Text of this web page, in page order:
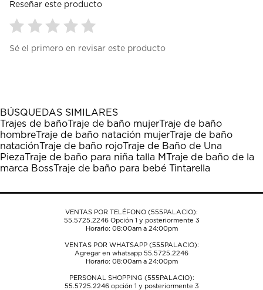
Reseñar este producto
para
1
estrella
Esta
acción
abrirá
el
formulario
envío.
para
estrellas.
Esta
acción
abrirá
el
formulario
envío.
para
estrellas.
Esta
acción
abrirá
el
formulario
envío.
para
estrellas.
Esta
acción
abrirá
el
formulario
envío.
para
estrellas.
Esta
acción
abrirá
el
formulario
envío.
Sé el primero en revisar este producto
BÚSQUEDAS SIMILARES
Trajes de bañoTraje de baño mujerTraje de baño
hombreTraje de baño natación mujerTraje de baño
nataciónTraje de baño rojoTraje de Baño de Una
PiezaTraje de baño para niña talla M Traje de baño de la
marca BossTraje de baño para bebé Tintarella
VENTAS POR TELÉFONO (555PALACIO):
55.5725.2246Opción 1 y posteriormente 3
Horario: 08:00am a 24:00pm
VENTAS POR WHATSAPP (555PALACIO):
Agregar en whatsapp 55.5725.2246
Horario: 08:00am a 24:00pm
PERSONAL SHOPPING (555PALACIO):
55.5725.2246opción 1 y posteriormente 3